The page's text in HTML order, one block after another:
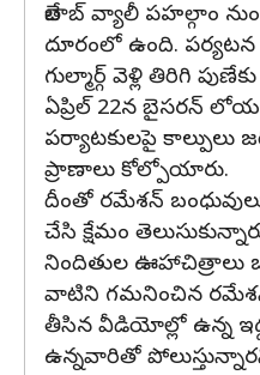
బేతాబ్‌ వ్యాలీ పహల్గాం
దూరంలో ఉంది. పర్యటన
గుల్మార్గ్‌ వెళ్లి తిరిగి
ఏప్రిల్‌ 22న బైసరన్‌
పర్యాటకులపై కాల్పులు
ప్రాణాలు కోల్పోయారు.
దీంతో రమేశన్‌
చేసి క్షేమం
నిందితుల
వాటిని గమనించిన
తీసిన వీడియోల్లో ఉన్న
ఉన్నవారితో